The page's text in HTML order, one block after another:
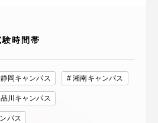
時間帯
静岡キャンパス 湘南キャンパス
品川キャンパス
パス